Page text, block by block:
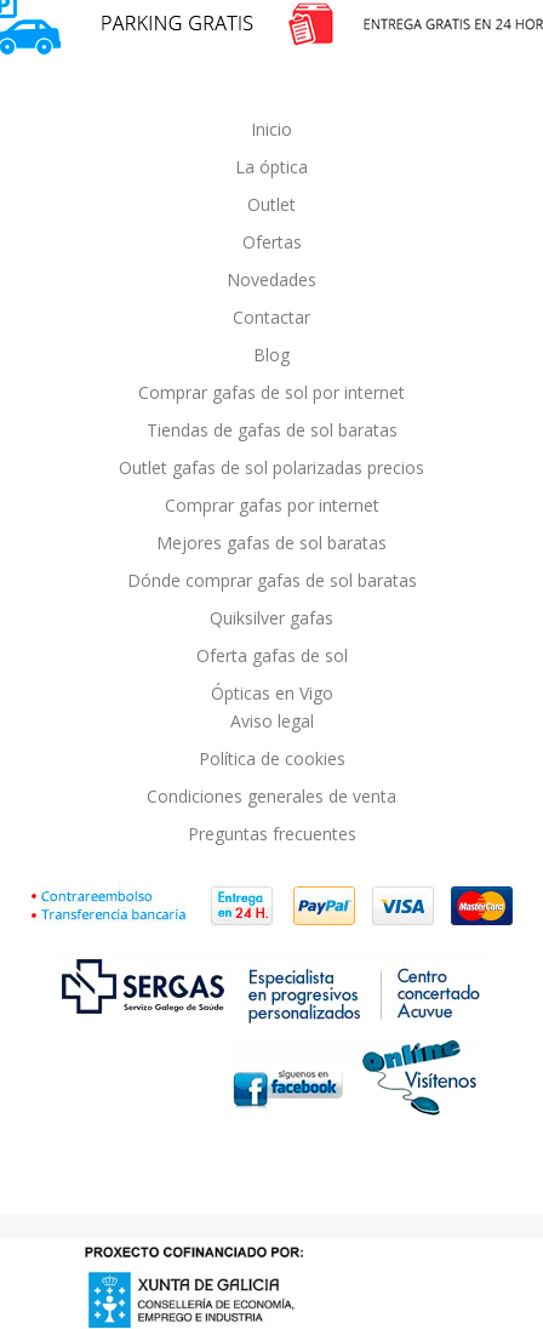
Inicio
La óptica
Outlet
Ofertas
Novedades
Contactar
Blog
Comprar gafas de sol por internet
Tiendas de gafas de sol baratas
Outlet gafas de sol polarizadas precios
Comprar gafas por internet
Mejores gafas de sol baratas
Dónde comprar gafas de sol baratas
Quiksilver gafas
Oferta gafas de sol
Ópticas en Vigo
Aviso legal
Política de cookies
Condiciones generales de venta
Preguntas frecuentes